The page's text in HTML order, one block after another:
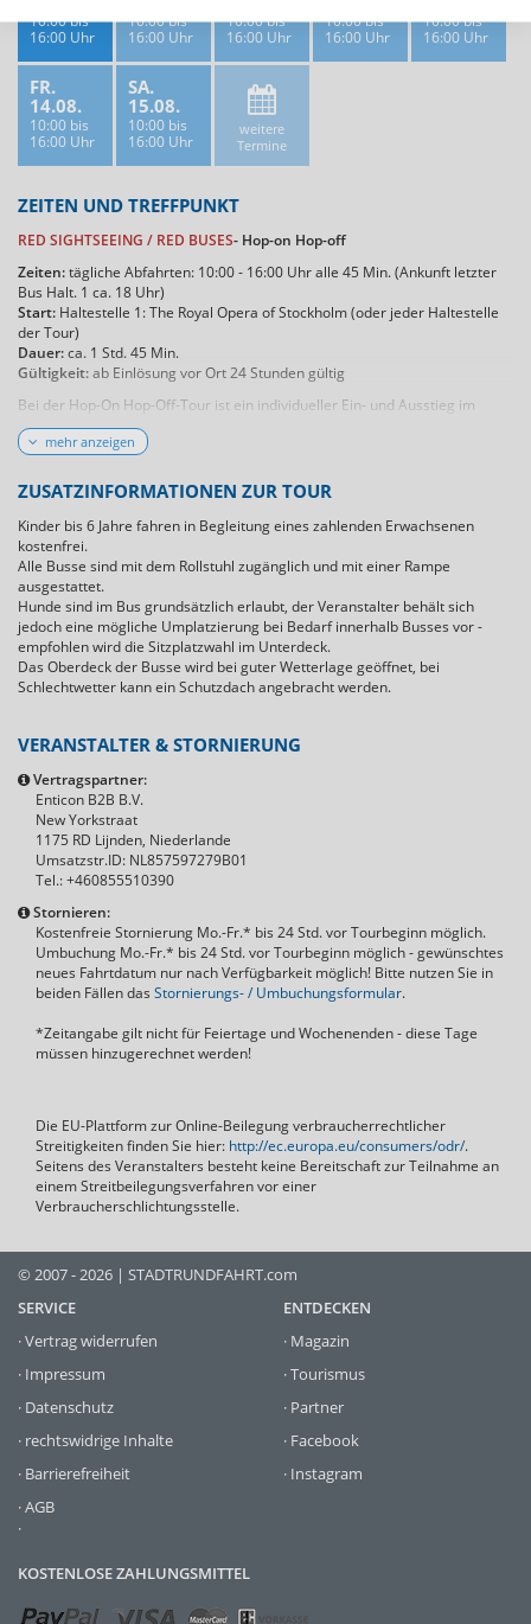
10:00 bis
16:00 Uhr
10:00 bis
16:00 Uhr
10:00 bis
16:00 Uhr
10:00 bis
16:00 Uhr
10:00 bis
16:00 Uhr
FR.
14.08.
10:00 bis
16:00 Uhr
SA.
15.08.
10:00 bis
16:00 Uhr
weitere
Termine
ZEITEN UND TREFFPUNKT
RED SIGHTSEEING / RED BUSES- Hop-on Hop-off
Zeiten:tägliche Abfahrten: 10:00 - 16:00 Uhr alle 45 Min. (Ankunft letzter
Bus Halt. 1 ca. 18 Uhr)
Start: Haltestelle 1: The Royal Opera of Stockholm (oder jeder Haltestelle
der Tour)
Dauer:ca. 1 Std. 45 Min.
Gültigkeit:ab Einlösung vor Ort 24 Stunden gültig
Bei der Hop-On Hop-Off-Tour ist ein individueller Ein- und Ausstieg im
Rahmen der Fahrzeiten jederzeit möglich. Haltepunkte 3, 4 und 17 werden
nur angefahren wenn Kreutzfahrtschiffe im jeweiligen Hafen liegen.
mehr anzeigen
ZUSATZINFORMATIONEN ZUR TOUR
Kinder bis 6 Jahre fahren in Begleitung eines zahlenden Erwachsenen
kostenfrei.
Alle Busse sind mit dem Rollstuhl zugänglich und mit einer Rampe
ausgestattet.
Hunde sind im Bus grundsätzlich erlaubt, der Veranstalter behält sich
jedoch eine mögliche Umplatzierung bei Bedarf innerhalb Busses vor -
empfohlen wird die Sitzplatzwahl im Unterdeck.
Das Oberdeck der Busse wird bei guter Wetterlage geöffnet, bei
Schlechtwetter kann ein Schutzdach angebracht werden.
VERANSTALTER & STORNIERUNG
Vertragspartner:
Enticon B2B B.V.
New Yorkstraat
1175 RD Lijnden, Niederlande
Umsatzstr.ID: NL857597279B01
Tel.: +460855510390
Stornieren:
Kostenfreie Stornierung Mo.-Fr.* bis 24 Std. vor Tourbeginn möglich.
Umbuchung Mo.-Fr.* bis 24 Std. vor Tourbeginn möglich - gewünschtes
neues Fahrtdatum nur nach Verfügbarkeit möglich! Bitte nutzen Sie in
beiden Fällen das Stornierungs- / Umbuchungsformular.
*Zeitangabe gilt nicht für Feiertage und Wochenenden - diese Tage
müssen hinzugerechnet werden!
Die EU-Plattform zur Online-Beilegung verbraucherrechtlicher
Streitigkeiten finden Sie hier: http://ec.europa.eu/consumers/odr/.
Seitens des Veranstalters besteht keine Bereitschaft zur Teilnahme an
einem Streitbeilegungsverfahren vor einer
Verbraucherschlichtungsstelle.
© 2007 - 2026 | STADTRUNDFAHRT.com
SERVICE
·Vertrag widerrufen
· Impressum
· Datenschutz
· rechtswidrige Inhalte
· Barrierefreiheit
·AGB
·
ENTDECKEN
· Magazin
·Tourismus
· Partner
· Facebook
· Instagram
KOSTENLOSE ZAHLUNGSMITTEL